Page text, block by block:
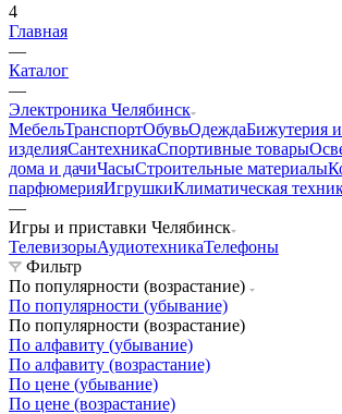
4
Главная
—
Каталог
—
Электроника Челябинск
МебельТранспортОбувьОдеждаБижутерия
изделияСантехникаСпортивные товары
дома и дачиЧасыСтроительные материалы
парфюмерияИгрушкиКлиматическая
—
Игры и приставки Челябинск
ТелевизорыАудиотехникаТелефоны
Фильтр
По популярности (возрастание)
По популярности (убывание)
По популярности (возрастание)
По алфавиту (убывание)
По алфавиту (возрастание)
По цене (убывание)
По цене (возрастание)